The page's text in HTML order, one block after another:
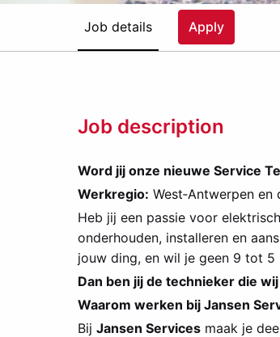
Job details Apply
Job description
Word jij onze nieuwe Service
Werkregio: West‑Antwerpen en
Heb jij een passie voor
onderhouden, installeren en
jouw ding, en wil je geen 9 tot 5
Dan ben jij de technieker die
Waarom werken bij Jansen
Bij Jansen Services maak je